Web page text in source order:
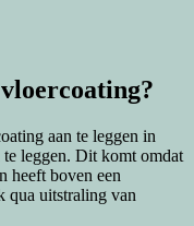
aan te leggen in
te leggen. Dit komt omdat
heeft boven een
qua uitstraling van